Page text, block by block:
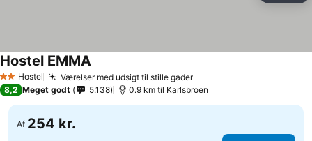
2 Stjerner
Hostel Værelser med udsigt til stille gaderSe priser
Hostel EMMASe priser
8,2 Meget godt 5.138 0.9 km til Karlsbroen
Af 254 kr.